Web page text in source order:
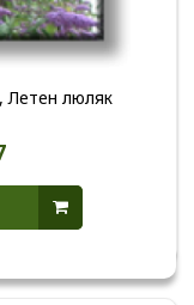
Летен люляк